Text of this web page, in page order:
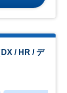
/ HR / デ